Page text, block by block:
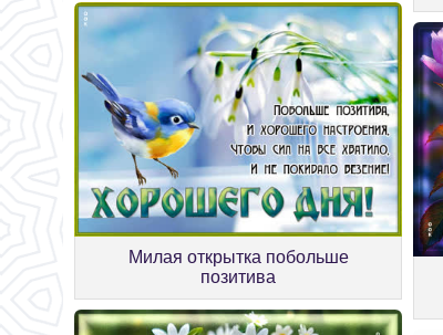
Милая открытка побольше
позитива